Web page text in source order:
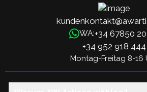
WA:+34 67850
+34 952 918 444
Montag-Freitag 8-16